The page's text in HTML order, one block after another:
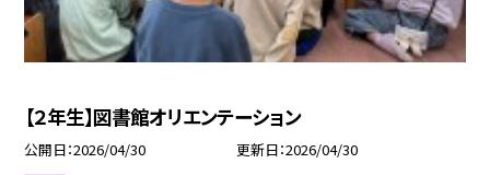
【２年生】図書館オリエンテーション
公開日 2026/04/30 更新日 2026/04/30